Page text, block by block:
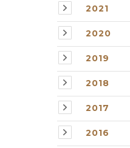
2021
2020
2019
2018
2017
2016